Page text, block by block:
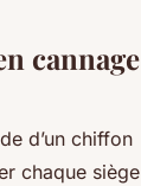
cannage
d’un chiffon
chaque siège